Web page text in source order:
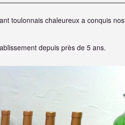
toulonnais chaleureux a conquis nos
depuis près de 5 ans.